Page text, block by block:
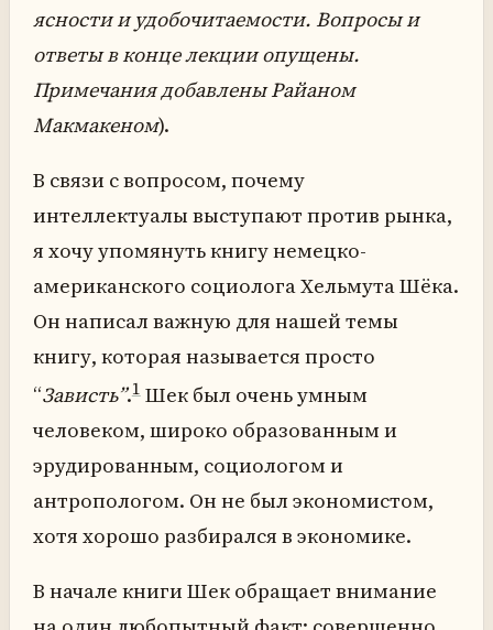
ясности и удобочитаемости. Вопросы и
ответы в конце лекции опущены.
Примечания добавлены Райаном
Макмакеном).
В связи с вопросом, почему
интеллектуалы выступают против рынка,
я хочу упомянуть книгу немецко-
американского социолога Хельмута Шёка.
Он написал важную для нашей темы
книгу, которая называется просто
“Зависть”.1Шек был очень умным
человеком, широко образованным и
эрудированным, социологом и
антропологом. Он не был экономистом,
хотя хорошо разбирался в экономике.
В начале книги Шек обращает внимание